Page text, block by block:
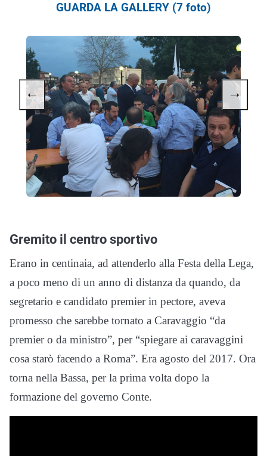
GUARDA LA GALLERY (7 foto)
← →
Gremito il centro sportivo
Erano in centinaia, ad attenderlo alla Festa della Lega,
a poco meno di un anno di distanza da quando, da
segretario e candidato premier in pectore, aveva
promesso che sarebbe tornato a Caravaggio “da
premier o da ministro”, per “spiegare ai caravaggini
cosa starò facendo a Roma”. Era agosto del 2017. Ora
torna nella Bassa, per la prima volta dopo la
formazione del governo Conte.